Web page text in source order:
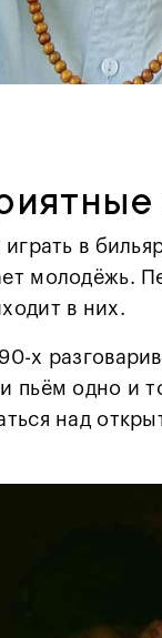
играть в
молодёжь.
в них.
х
пьём одно и
над